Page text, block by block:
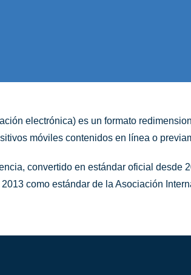
electrónica) es un formato
móviles contenidos en línea o
convertido en estándar oficial desde
como estándar de la Asociación